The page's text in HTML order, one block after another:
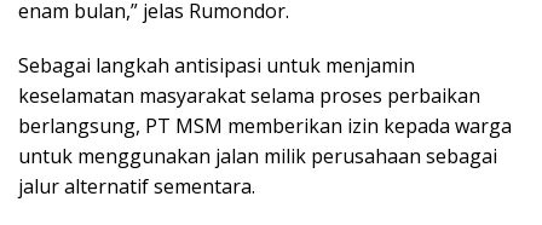
enam bulan,” jelas Rumondor.
Sebagai langkah antisipasi untuk menjamin
keselamatan masyarakat selama proses perbaikan
berlangsung, PT MSM memberikan izin kepada warga
untuk menggunakan jalan milik perusahaan sebagai
jalur alternatif sementara.